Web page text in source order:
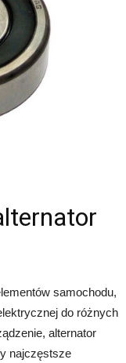
samochodu,
do różnych
alternator
najczęstsze